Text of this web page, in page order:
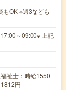
もOK ※週3なども
～09:00※ 上記
祉士：時給1550
円